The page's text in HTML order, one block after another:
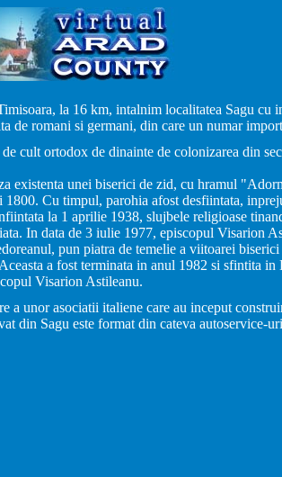
la 16 km, intalnim localitatea Sagu cu
de romani si germani, din care un numar
cult ortodox de dinainte de colonizarea din
existenta unei biserici de zid, cu hramul
Cu timpul, parohia afost desfiintata,
la 1 aprilie 1938, slujbele religioase
In data de 3 iulie 1977, episcopul Visarion
pun piatra de temelie a viitoarei
a fost terminata in anul 1982 si sfintita in
Visarion Astileanu.
a unor asociatii italiene care au inceput
din Sagu este format din cateva autoservice-